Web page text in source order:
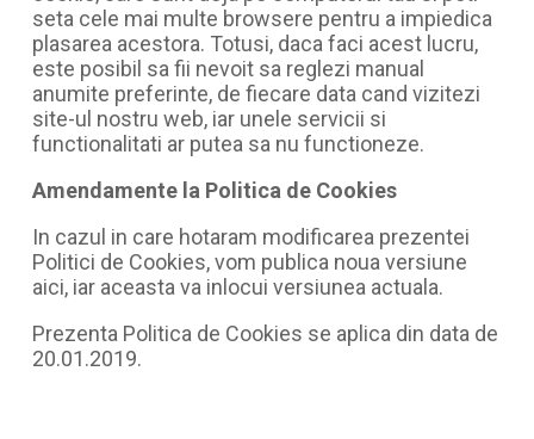
seta cele mai multe browsere pentru a impiedica
plasarea acestora. Totusi, daca faci acest lucru,
este posibil sa fii nevoit sa reglezi manual
anumite preferinte, de fiecare data cand vizitezi
site-ul nostru web, iar unele servicii si
functionalitati ar putea sa nu functioneze.
Amendamente la Politica de Cookies
In cazul in care hotaram modificarea prezentei
Politici de Cookies, vom publica noua versiune
aici, iar aceasta va inlocui versiunea actuala.
Prezenta Politica de Cookies se aplica din data de
20.01.2019.